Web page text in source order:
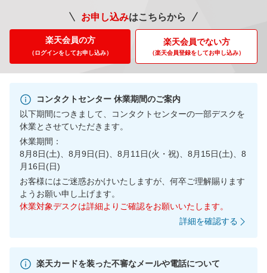
お申し込みはこちらから
楽天会員の方
（ログインをしてお申し込み）
楽天会員でない方
（楽天会員登録をしてお申し込み）
コンタクトセンター 休業期間のご案内
以下期間につきまして、コンタクトセンターの一部デスクを
休業とさせていただきます。
休業期間：
8月8日(土)、8月9日(日)、8月11日(火・祝)、8月15日(土)、8
月16日(日)
お客様にはご迷惑おかけいたしますが、何卒ご理解賜ります
ようお願い申し上げます。
休業対象デスクは詳細よりご確認をお願いいたします。
詳細を確認する
楽天カードを装った不審なメールや電話について